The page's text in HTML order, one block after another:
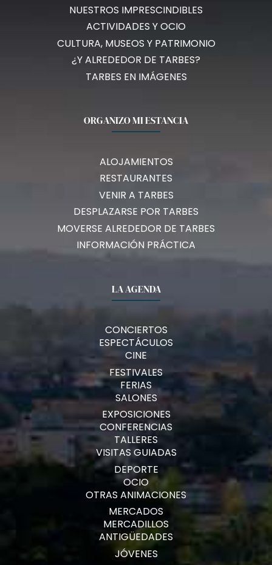
NUESTROS IMPRESCINDIBLES
ACTIVIDADES Y OCIO
CULTURA, MUSEOS Y PATRIMONIO
¿Y ALREDEDOR DE TARBES?
TARBES EN IMÁGENES
ORGANIZO MI ESTANCIA
ALOJAMIENTOS
RESTAURANTES
VENIR A TARBES
DESPLAZARSE POR TARBES
MOVERSE ALREDEDOR DE TARBES
INFORMACIÓN PRÁCTICA
LA AGENDA
CONCIERTOS
ESPECTÁCULOS
CINE
FESTIVALES
FERIAS
SALONES
EXPOSICIONES
CONFERENCIAS
TALLERES
VISITAS GUIADAS
DEPORTE
OCIO
OTRAS ANIMACIONES
MERCADOS
MERCADILLOS
ANTIGÜEDADES
JÓVENES